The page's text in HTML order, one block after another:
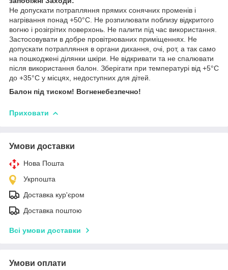
Не допускати потрапляння прямих сонячних променів і
нагрівання понад +50°С. Не розпилювати поблизу відкритого
вогню і розігрітих поверхонь. Не палити під час використання.
Застосовувати в добре провітрюваних приміщеннях. Не
допускати потрапляння в органи дихання, очі, рот, а так само
на пошкоджені ділянки шкіри. Не відкривати та не спалювати
після використання балон. Зберігати при температурі від +5°С
до +35°С у місцях, недоступних для дітей.
Балон під тиском! Вогненебезпечно!
Приховати
Умови доставки
Нова Пошта
Укрпошта
Доставка кур'єром
Доставка поштою
Всі умови доставки
Умови оплати